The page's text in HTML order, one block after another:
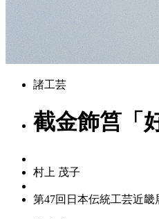
諸工芸
截金飾筥「
村上 茂子
第47回日本伝統工芸近畿